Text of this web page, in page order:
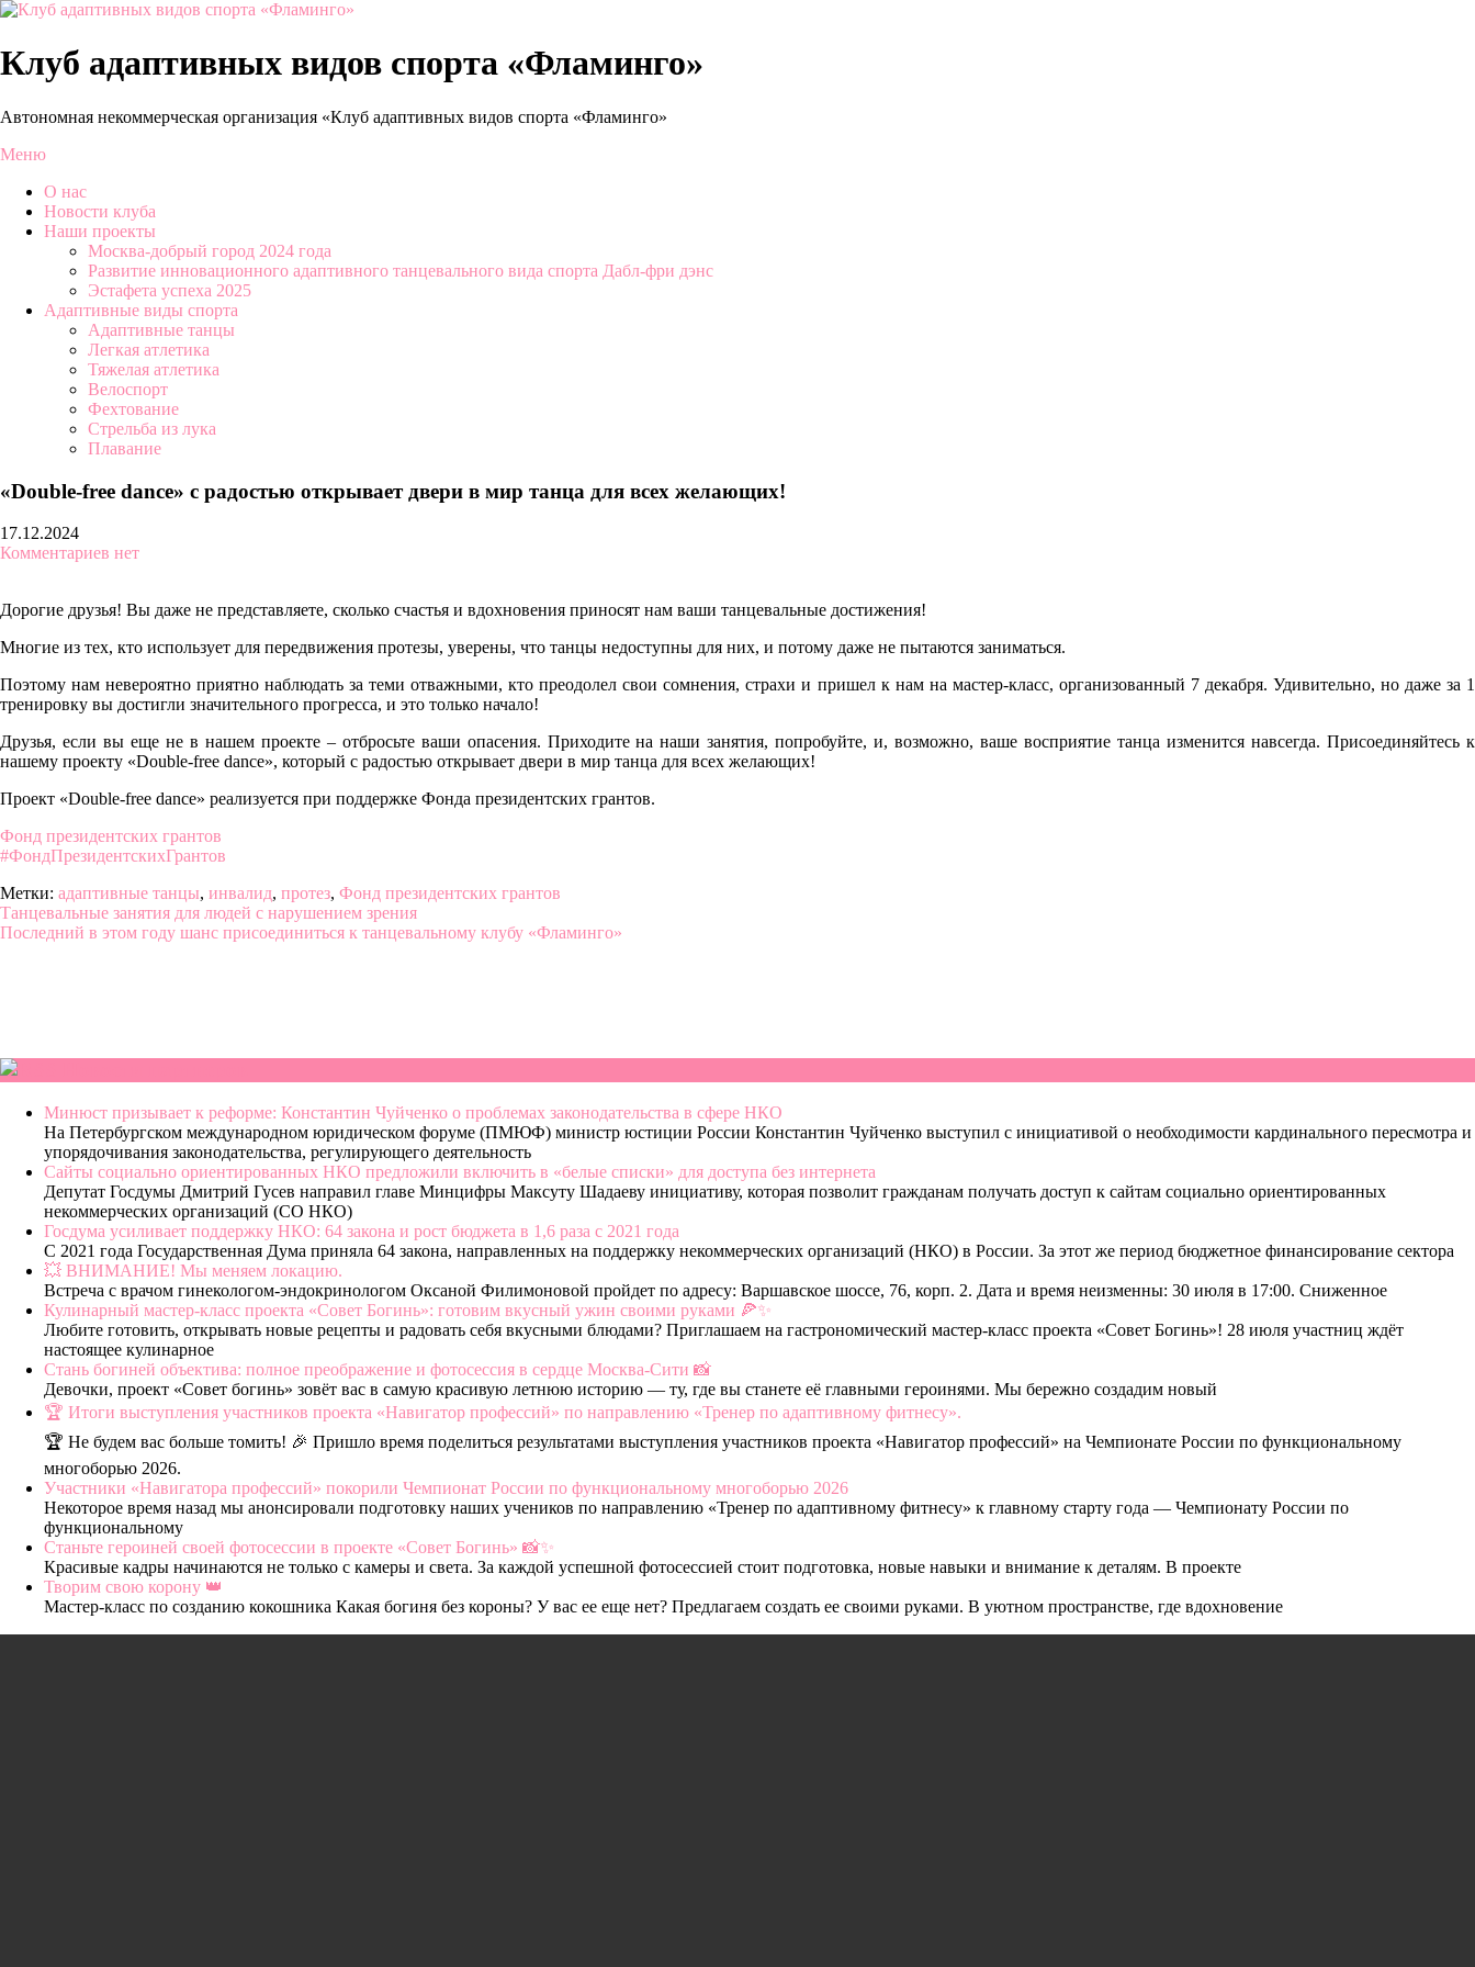
Перейти
содержимому
Клуб адаптивных видов спорта «Фламинго»
Автономная некоммерческая организация «Клуб адаптивных видов спорта «Фламинго»
Меню
О нас
Новости клуба
Наши проекты
Москва-добрый город 2024 года
Развитие инновационного адаптивного танцевального вида спорта Дабл-фри дэнс
Эстафета успеха 2025
Адаптивные виды спорта
Адаптивные танцы
Легкая атлетика
Тяжелая атлетика
Велоспорт
Фехтование
Стрельба из лука
Плавание
«Double-free dance» с радостью открывает двери в мир танца для всех желающих!
17.12.2024
Комментариев нет
Дорогие друзья! Вы даже не представляете, сколько счастья и вдохновения приносят нам ваши танцевальные достижения!
Многие из тех, кто использует для передвижения протезы, уверены, что танцы недоступны для них, и потому даже не пытаются заниматься.
Поэтому нам невероятно приятно наблюдать за теми отважными, кто преодолел свои сомнения, страхи и пришел к нам на мастер-класс, организованный 7 декабря. Удивительно, но даже за 1
тренировку вы достигли значительного прогресса, и это только начало!
Друзья, если вы еще не в нашем проекте – отбросьте ваши опасения. Приходите на наши занятия, попробуйте, и, возможно, ваше восприятие танца изменится навсегда. Присоединяйтесь к
нашему проекту «Double-free dance», который с радостью открывает двери в мир танца для всех желающих!
Проект «Double-free dance» реализуется при поддержке Фонда президентских грантов.
Фонд президентских грантов
#ФондПрезидентскихГрантов
Метки: адаптивные танцы, инвалид, протез, Фонд президентских грантов
Навигация
по
Танцевальные занятия для людей с нарушением зрения
Последний в этом году шанс присоединиться к танцевальному клубу «Фламинго»
Минюст призывает к реформе: Константин Чуйченко о проблемах законодательства в сфере НКО
На Петербургском международном юридическом форуме (ПМЮФ) министр юстиции России Константин Чуйченко выступил с инициативой о необходимости кардинального пересмотра и
упорядочивания законодательства, регулирующего деятельность
Сайты социально ориентированных НКО предложили включить в «белые списки» для доступа без интернета
Депутат Госдумы Дмитрий Гусев направил главе Минцифры Максуту Шадаеву инициативу, которая позволит гражданам получать доступ к сайтам социально ориентированных
некоммерческих организаций (СО НКО)
Госдума усиливает поддержку НКО: 64 закона и рост бюджета в 1,6 раза с 2021 года
С 2021 года Государственная Дума приняла 64 закона, направленных на поддержку некоммерческих организаций (НКО) в России. За этот же период бюджетное финансирование сектора
💥 ВНИМАНИЕ! Мы меняем локацию.
Встреча с врачом гинекологом-эндокринологом Оксаной Филимоновой пройдет по адресу: Варшавское шоссе, 76, корп. 2. Дата и время неизменны: 30 июля в 17:00. Сниженное
Кулинарный мастер-класс проекта «Совет Богинь»: готовим вкусный ужин своими руками 🍕✨
Любите готовить, открывать новые рецепты и радовать себя вкусными блюдами? Приглашаем на гастрономический мастер-класс проекта «Совет Богинь»! 28 июля участниц ждёт
настоящее кулинарное
Стань богиней объектива: полное преображение и фотосессия в сердце Москва-Сити 📸
Девочки, проект «Совет богинь» зовёт вас в самую красивую летнюю историю — ту, где вы станете её главными героинями. Мы бережно создадим новый
🏆 Итоги выступления участников проекта «Навигатор профессий» по направлению «Тренер по адаптивному фитнесу».
🏆 Не будем вас больше томить! 🎉 Пришло время поделиться результатами выступления участников проекта «Навигатор профессий» на Чемпионате России по функциональному
многоборью 2026.
Участники «Навигатора профессий» покорили Чемпионат России по функциональному многоборью 2026
Некоторое время назад мы анонсировали подготовку наших учеников по направлению «Тренер по адаптивному фитнесу» к главному старту года — Чемпионату России по
функциональному
Станьте героиней своей фотосессии в проекте «Совет Богинь» 📸✨
Красивые кадры начинаются не только с камеры и света. За каждой успешной фотосессией стоит подготовка, новые навыки и внимание к деталям. В проекте
Творим свою корону 👑
Мастер-класс по созданию кокошника Какая богиня без короны? У вас ее еще нет? Предлагаем создать ее своими руками. В уютном пространстве, где вдохновение